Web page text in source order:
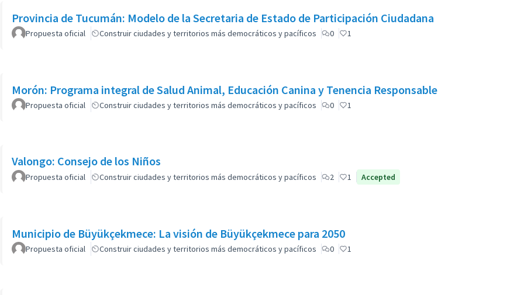
Provincia de Tucumán: Modelo de la Secretaria de Estado de Participación Ciudadana
Propuesta oficial Construir ciudades y territorios más democráticos y pacíficos 0 1
Morón: Programa integral de Salud Animal, Educación Canina y Tenencia Responsable
Propuesta oficial Construir ciudades y territorios más democráticos y pacíficos 0 1
Valongo: Consejo de los Niños
Propuesta oficial Construir ciudades y territorios más democráticos y pacíficos 2 1 Accepted
Municipio de Büyükçekmece: La visión de Büyükçekmece para 2050
Propuesta oficial Construir ciudades y territorios más democráticos y pacíficos 0 1